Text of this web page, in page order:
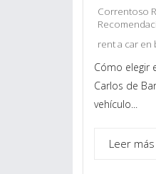
Correntoso
rent a car en
Cómo elegir
Carlos de
vehículo...
Leer más